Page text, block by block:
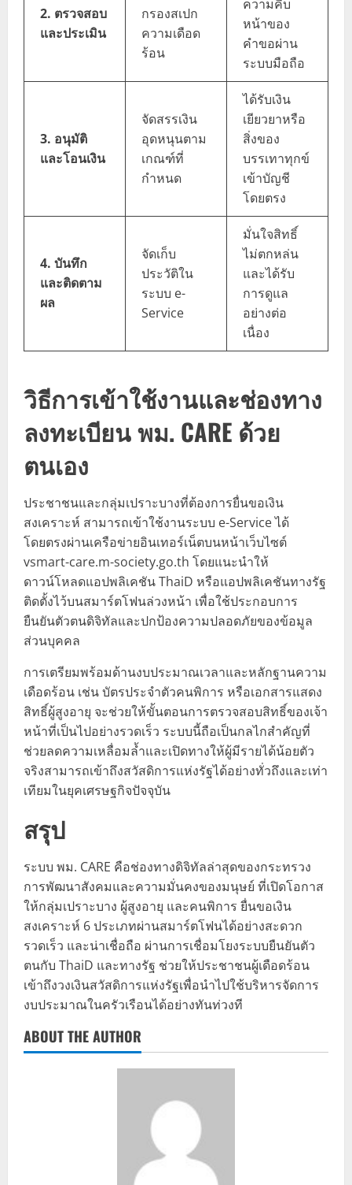
2. ตรวจสอบ
และประเมิน
กรองสเปก
ความเดือด
ร้อน
ความคืบ
หน้าของ
คำขอผ่าน
ระบบมือถือ
3. อนุมัติ
และโอนเงิน
จัดสรรเงิน
อุดหนุนตาม
เกณฑ์ที่
กำหนด
ได้รับเงิน
เยียวยาหรือ
สิ่งของ
บรรเทาทุกข์
เข้าบัญชี
โดยตรง
4. บันทึก
และติดตาม
ผล
จัดเก็บ
ประวัติใน
ระบบ e-
Service
มั่นใจสิทธิ์
ไม่ตกหล่น
และได้รับ
การดูแล
อย่างต่อ
เนื่อง
วิธีการเข้าใช้งานและช่องทาง
ลงทะเบียน พม. CARE ด้วย
ตนเอง
ประชาชนและกลุ่มเปราะบางที่ต้องการยื่นขอเงิน
สงเคราะห์ สามารถเข้าใช้งานระบบ e-Service ได้
โดยตรงผ่านเครือข่ายอินเทอร์เน็ตบนหน้าเว็บไซต์
vsmart-care.m-society.go.th โดยแนะนำให้
ดาวน์โหลดแอปพลิเคชัน ThaiD หรือแอปพลิเคชันทางรัฐ
ติดตั้งไว้บนสมาร์ตโฟนล่วงหน้า เพื่อใช้ประกอบการ
ยืนยันตัวตนดิจิทัลและปกป้องความปลอดภัยของข้อมูล
ส่วนบุคคล
การเตรียมพร้อมด้านงบประมาณเวลาและหลักฐานความ
เดือดร้อน เช่น บัตรประจำตัวคนพิการ หรือเอกสารแสดง
สิทธิ์ผู้สูงอายุ จะช่วยให้ขั้นตอนการตรวจสอบสิทธิ์ของเจ้า
หน้าที่เป็นไปอย่างรวดเร็ว ระบบนี้ถือเป็นกลไกสำคัญที่
ช่วยลดความเหลื่อมล้ำและเปิดทางให้ผู้มีรายได้น้อยตัว
จริงสามารถเข้าถึงสวัสดิการแห่งรัฐได้อย่างทั่วถึงและเท่า
เทียมในยุคเศรษฐกิจปัจจุบัน
สรุป
ระบบ พม. CARE คือช่องทางดิจิทัลล่าสุดของกระทรวง
การพัฒนาสังคมและความมั่นคงของมนุษย์ ที่เปิดโอกาส
ให้กลุ่มเปราะบาง ผู้สูงอายุ และคนพิการ ยื่นขอเงิน
สงเคราะห์ 6 ประเภทผ่านสมาร์ตโฟนได้อย่างสะดวก
รวดเร็ว และน่าเชื่อถือ ผ่านการเชื่อมโยงระบบยืนยันตัว
ตนกับ ThaiD และทางรัฐ ช่วยให้ประชาชนผู้เดือดร้อน
เข้าถึงวงเงินสวัสดิการแห่งรัฐเพื่อนำไปใช้บริหารจัดการ
งบประมาณในครัวเรือนได้อย่างทันท่วงที
ABOUT THE AUTHOR